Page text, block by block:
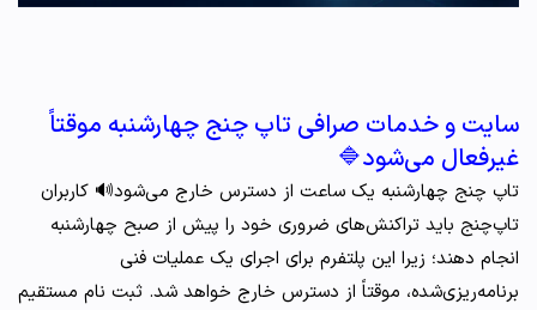
سایت و خدمات صرافی تاپ‌ چنج چهارشنبه موقتاً
غیرفعال می‌شود🔷
تاپ‌ چنج چهارشنبه یک ساعت از دسترس خارج می‌شود🔊 کاربران
تاپ‌چنج باید تراکنش‌های ضروری خود را پیش از صبح چهارشنبه
انجام دهند؛ زیرا این پلتفرم برای اجرای یک عملیات فنی
برنامه‌ریزی‌شده، موقتاً از دسترس خارج خواهد شد. ثبت نام مستقیم